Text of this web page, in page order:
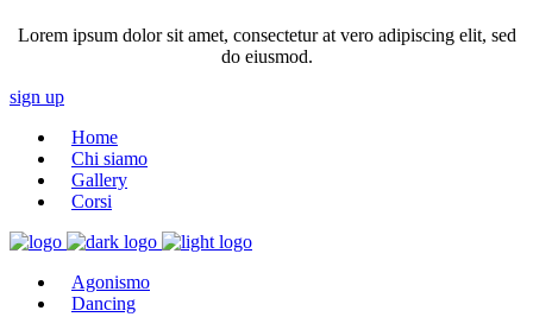
Lorem ipsum dolor sit amet, consectetur at vero adipiscing elit, sed
do eiusmod.
sign up
Home
Chi siamo
Gallery
Corsi
Agonismo
Dancing